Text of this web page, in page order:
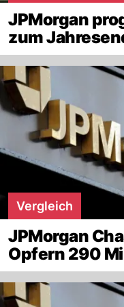
JPMorgan
zum
Vergleich
JPMorgan
Opfern 290